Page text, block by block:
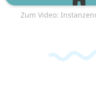
Zum Video: